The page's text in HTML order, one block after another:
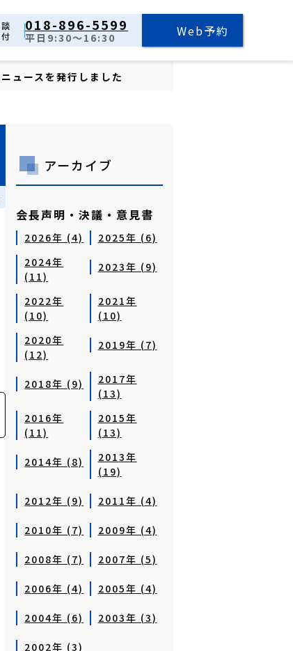
018-896-5599
平日9:30～16:30 Web予約
ュースを発行しました
アーカイブ
会長声明・決議・意見書
2026年 (4)
2025年 (6)
2024年
(11)
2023年 (9)
2022年
(10)
2021年
(10)
2020年
(12)
2019年 (7)
2018年 (9)
2017年
(13)
2016年
(11)
2015年
(13)
2014年 (8)
2013年
(19)
2012年 (9) 2011年 (4)
2010年 (7) 2009年 (4)
2008年 (7) 2007年 (5)
2006年 (4) 2005年 (4)
2004年 (6) 2003年 (3)
2002年 (3)